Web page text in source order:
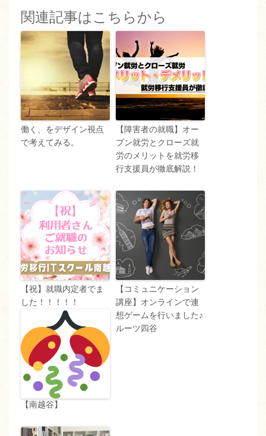
関連記事はこちらから
働く、をデザイン視点
で考えてみる。
【障害者の就職】オー
プン就労とクローズ就
労のメリットを就労移
行支援員が徹底解説！
【祝】就職内定者でま
した！！！！！
【南越谷】
【コミュニケーション
講座】オンラインで連
想ゲームを行いました♪
ルーツ四谷